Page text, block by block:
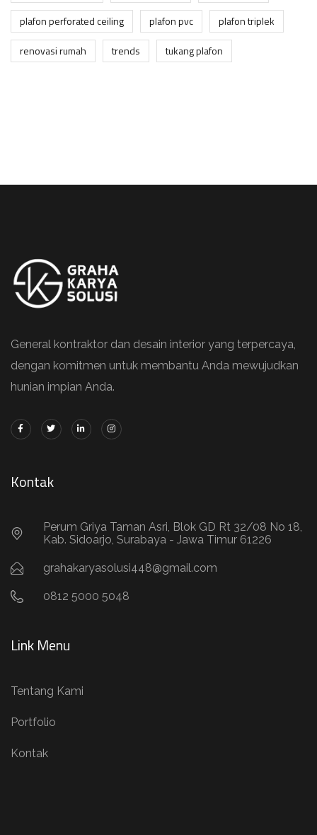
plafon perforated ceiling
plafon pvc
plafon triplek
renovasi rumah
trends tukang plafon
General kontraktor dan desain interior yang terpercaya,
dengan komitmen untuk membantu Anda mewujudkan
hunian impian Anda.
Kontak
Perum Griya Taman Asri, Blok GD Rt 32/08 No 18,
Kab. Sidoarjo, Surabaya - Jawa Timur 61226
grahakaryasolusi448@gmail.com
0812 5000 5048
Link Menu
Tentang Kami
Portfolio
Kontak